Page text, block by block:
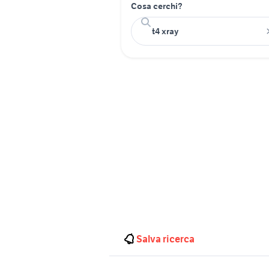
Cosa cerchi?
Salva ricerca